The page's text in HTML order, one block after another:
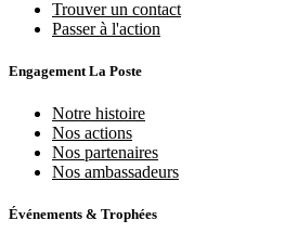
Trouver un contact
Passer à l'action
Engagement La Poste
Notre histoire
Nos actions
Nos partenaires
Nos ambassadeurs
Événements & Trophées